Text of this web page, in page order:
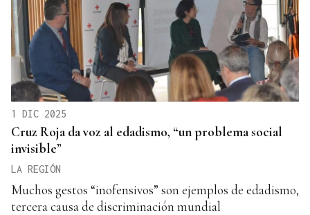
1 DIC 2025
Cruz Roja da voz al edadismo, “un problema social
invisible”
LA REGIÓN
Muchos gestos “inofensivos” son ejemplos de edadismo,
tercera causa de discriminación mundial